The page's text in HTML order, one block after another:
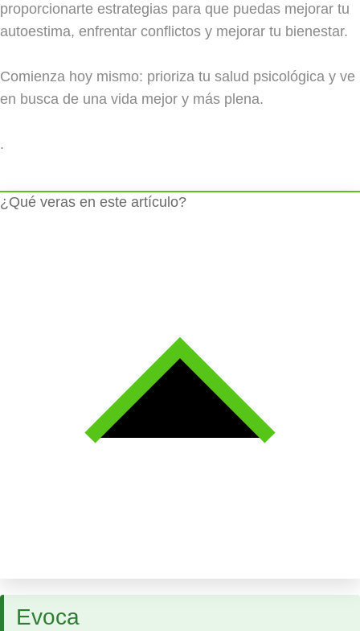
proporcionarte estrategias para que puedas mejorar tu
autoestima, enfrentar conflictos y mejorar tu bienestar.
Comienza hoy mismo: prioriza tu salud psicológica y ve
en busca de una vida mejor y más plena.
.
¿Qué veras en este artículo?
Evoca